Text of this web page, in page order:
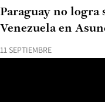
11 SEPTIEMBRE
Paraguay no logra
Venezuela en